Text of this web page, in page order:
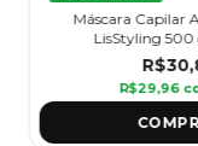
Máscara Capilar
LisStyling 500
R$29,96